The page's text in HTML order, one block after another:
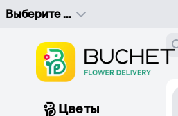
Выберите адрес доставки
Цветы